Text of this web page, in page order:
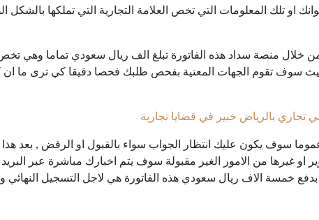
او تلك المعلومات التي تخص العلامة التجارية التي تملكها
خلال منصة سداد هذه الفاتورة تبلغ الف ريال سعودي تماما وهي
سوف تقوم الجهات المعنية بفحص طلبك فحصا دقيقا كي ترى ما ان
تجاري بالرياض خبير في قضايا تجارية
سوف يكون عليك انتظار الجواب سواء بالقبول او الرفض , بعد هذا
او غيرها من الامور الغير مقبولة سوف يتم اخبارك مباشرة عبر البريد
خمسة الاف ريال سعودي هذه الفاتورة هي لاجل التسجيل النهائي